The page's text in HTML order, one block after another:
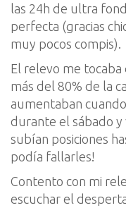
las 24h de ultra
perfecta (gracias
muy pocos compis).
El relevo me
más del 80% de la
aumentaban
durante el sábado y
subían posiciones
podía fallarles!
Contento con mi
escuchar el